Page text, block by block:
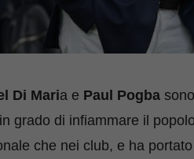
Di Maria e Paul Pogba
grado di infiammare il
che nei club, e ha